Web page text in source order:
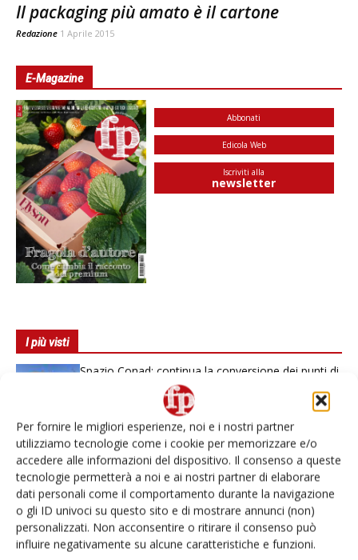
Per fornire le migliori esperienze, noi e i nostri partner
utilizziamo tecnologie come i cookie per memorizzare e/o
accedere alle informazioni del dispositivo. Il consenso a queste
tecnologie permetterà a noi e ai nostri partner di elaborare
dati personali come il comportamento durante la navigazione
o gli ID univoci su questo sito e di mostrare annunci (non)
personalizzati. Non acconsentire o ritirare il consenso può
influire negativamente su alcune caratteristiche e funzioni.
Il packaging più amato è il cartone
Redazione 1 Aprile 2015
E-Magazine
Abbonati
Edicola Web
Iscriviti alla
newsletter
I più visti
Spazio Conad: continua la conversione dei punti di
Non è una susina: è Metis… e può rivoluzionare la
categoria
L’ortofrutta di Extra Supermercati tra localismo e
Ai #Repartofresh
Andamento prezzi ortofrutta in Italia al 27 luglio